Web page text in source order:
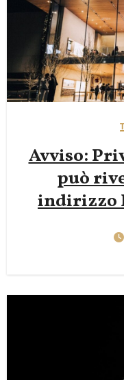
Avviso:
può
indirizzo